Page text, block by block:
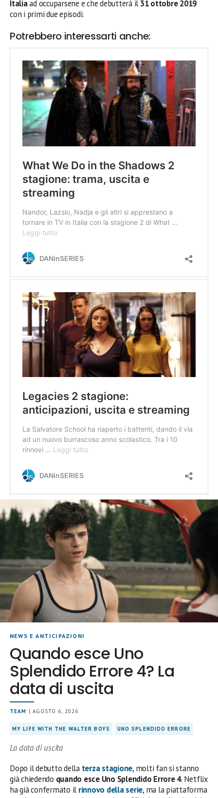
Italiaad occuparsene e che debutterà il 31 ottobre 2019
con i primi due episodi.
Potrebbero interessarti anche:
NEWS E ANTICIPAZIONI
Quando esce Uno
Splendido Errore 4? La
data di uscita
TEAM | AGOSTO 6, 2026
MY LIFE WITH THE WALTER BOYS UNO SPLENDIDO ERRORE
La data di uscita
Dopo il debutto della terza stagione, molti fan si stanno
già chiedendo quando esce Uno Splendido Errore 4. Netflix
ha già confermato il rinnovo della serie, ma la piattaforma